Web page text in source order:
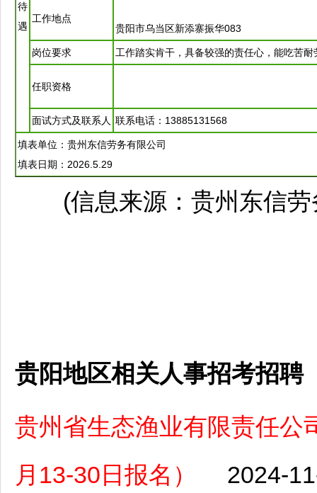
待
遇
工作地点
贵阳市乌当 区新添寨振华083
岗位要求 工作踏实肯干，具备较强的责任心，能吃苦
任职资格
面试方式及联系人 联系电话：13885131568
填表单位：贵州东信劳务有限公司
填表日期：2026.5.29
(信息来源：贵州东信劳
贵阳地区相关人事招考招聘
贵州省生态渔业有限责任公
月13-30日报名）
2024-